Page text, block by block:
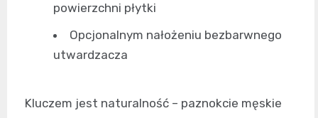
powierzchni płytki
Opcjonalnym nałożeniu bezbarwnego
utwardzacza
Kluczem jest naturalność – paznokcie męskie